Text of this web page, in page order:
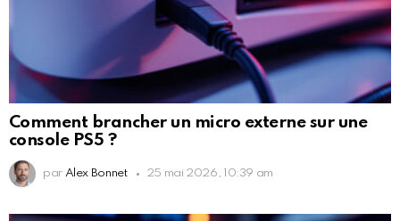
Comment brancher un micro externe sur une
console PS5 ?
par Alex Bonnet 25 mai 2026, 10:39 am